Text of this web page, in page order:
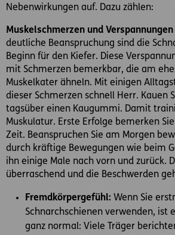
Nebenwirkungen auf. Dazu zählen:
Muskelschmerzen und
deutliche Beanspruchung sind die
Beginn für den Kiefer. Diese
mit Schmerzen bemerkbar, die am
Muskelkater ähneln. Mit einigen
dieser Schmerzen schnell Herr. Kauen
tagsüber einen Kaugummi. Damit
Muskulatur. Erste Erfolge bemerken
Zeit. Beanspruchen Sie am Morgen
durch kräftige Bewegungen wie beim
ihn einige Male nach vorn und zurück.
überraschend und die Beschwerden
Fremdkörpergefühl: Wenn Sie
Schnarchschienen verwenden, ist
ganz normal: Viele Träger